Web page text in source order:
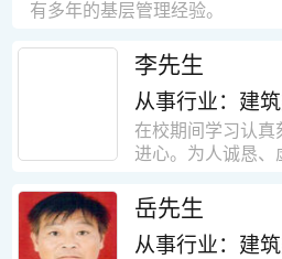
有多年的基层管理经验。
李先生
从事行业：建
在校期间学习认真
进心。为人诚恳、
思想积极上进，
有很强的团队精
真负责，有很强的
岳先生
从事行业：建